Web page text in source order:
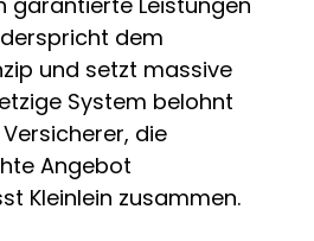
dem
und setzt massive
System belohnt
die
Angebot
Kleinlein zusammen.